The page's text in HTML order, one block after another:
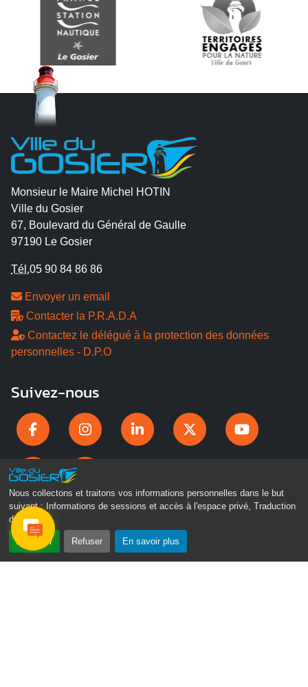
Nous collectons et traitons vos informations personnelles dans le but
suivant :
Informations de sessions et accès à l'espace privé, Traduction
des pages .
Accepter Refuser En savoir plus
Monsieur le Maire Michel HOTIN
Ville du Gosier
67, Boulevard du Général de Gaulle
97190 Le Gosier
Tél.05 90 84 86 86
Envoyer un email
Contacter la P.R.A.D.A
Contactez le délégué à la protection des données
personnelles - D.P.O
Suivez-nous